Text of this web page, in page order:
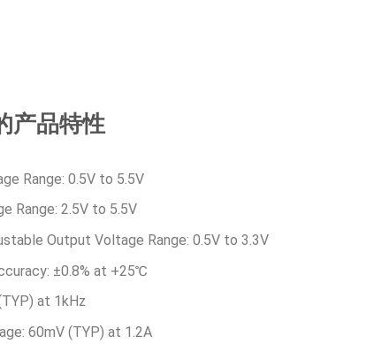
产品特性
Range: 0.5V to 5.5V
Range: 2.5V to 5.5V
Output Voltage Range: 0.5V to 3.3V
±0.8% at +25℃
at 1kHz
60mV (TYP) at 1.2A